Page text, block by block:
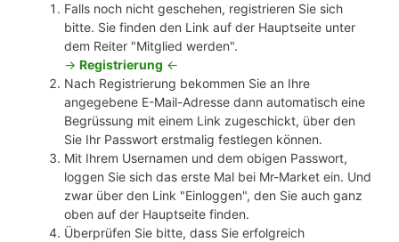
Falls noch nicht geschehen, registrieren Sie sich
bitte. Sie finden den Link auf der Hauptseite unter
dem Reiter "Mitglied werden".
-> Registrierung <-
Nach Registrierung bekommen Sie an Ihre
angegebene E-Mail-Adresse dann automatisch eine
Begrüssung mit einem Link zugeschickt, über den
Sie Ihr Passwort erstmalig festlegen können.
Mit Ihrem Usernamen und dem obigen Passwort,
loggen Sie sich das erste Mal bei Mr-Market ein. Und
zwar über den Link "Einloggen", den Sie auch ganz
oben auf der Hauptseite finden.
Überprüfen Sie bitte, dass Sie erfolgreich